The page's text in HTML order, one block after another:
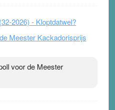
2026) - Kloptdatwel?
Meester Kackadorisprijs
voor de Meester